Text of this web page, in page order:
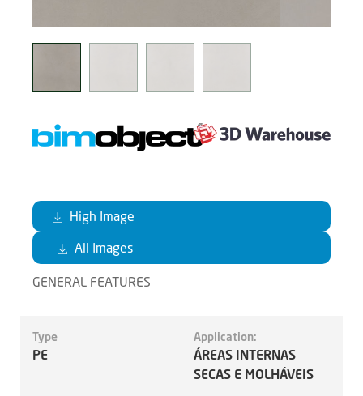
High Image
All Images
GENERAL FEATURES
Type
PE
Application:
ÁREAS INTERNAS
SECAS E MOLHÁVEIS